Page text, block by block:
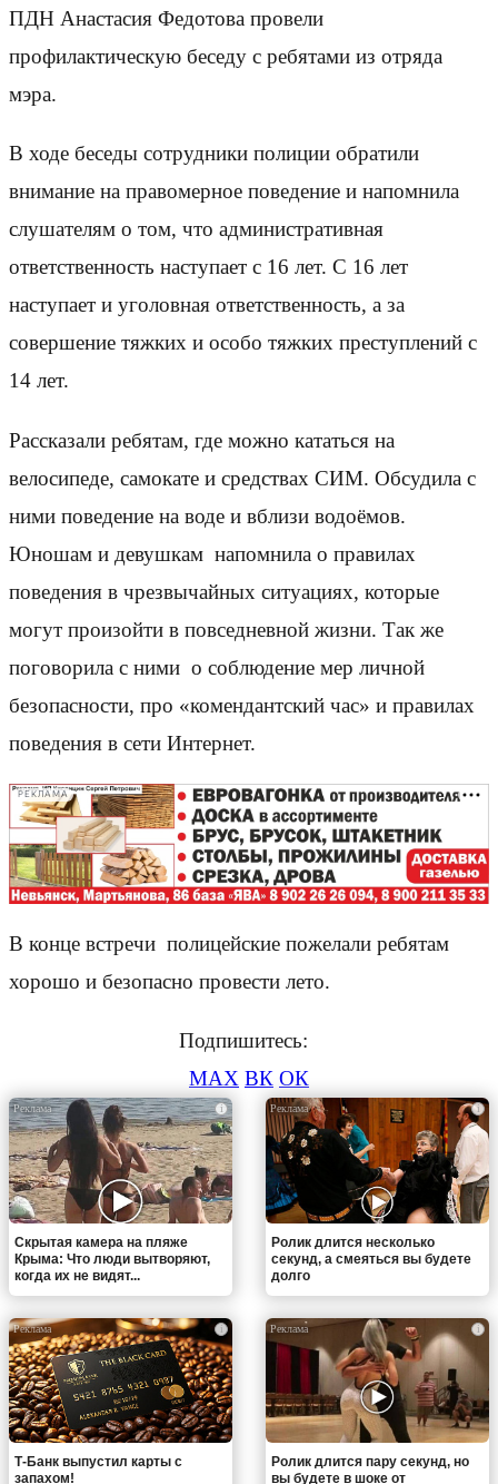
ПДН Анастасия Федотова провели
профилактическую беседу с ребятами из отряда
мэра.
В ходе беседы сотрудники полиции обратили
внимание на правомерное поведение и напомнила
слушателям о том, что административная
ответственность наступает с 16 лет. С 16 лет
наступает и уголовная ответственность, а за
совершение тяжких и особо тяжких преступлений с
14 лет.
Рассказали ребятам, где можно кататься на
велосипеде, самокате и средствах СИМ. Обсудила с
ними поведение на воде и вблизи водоёмов.
Юношам и девушкам напомнила о правилах
поведения в чрезвычайных ситуациях, которые
могут произойти в повседневной жизни. Так же
поговорила с ними о соблюдение мер личной
безопасности, про «комендантский час» и правилах
поведения в сети Интернет.
РЕКЛАМА
В конце встречи полицейские пожелали ребятам
хорошо и безопасно провести лето.
Подпишитесь:
MAX ВК ОК
i
Скрытая камера на пляже
Крыма: Что люди вытворяют,
когда их не видят...
i
Ролик длится несколько
секунд, а смеяться вы будете
долго
i
Т-Банк выпустил карты с
запахом!
i
Ролик длится пару секунд, но
вы будете в шоке от